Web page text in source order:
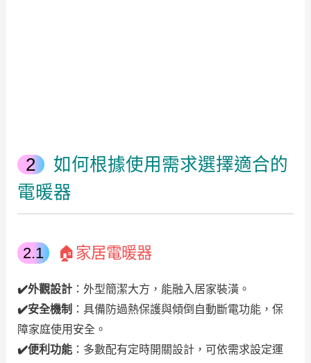
如何根據使用需求選擇適合的
電暖器
🏠家居電暖器
✔️外觀設計：外型簡潔大方，能融入居家裝潢。
✔️安全機制 ：具備防過熱保護與傾倒自動斷電功能，保
障家庭使用安全。
✔️便利功能：多數配有定時開關設計，可依需求設定運